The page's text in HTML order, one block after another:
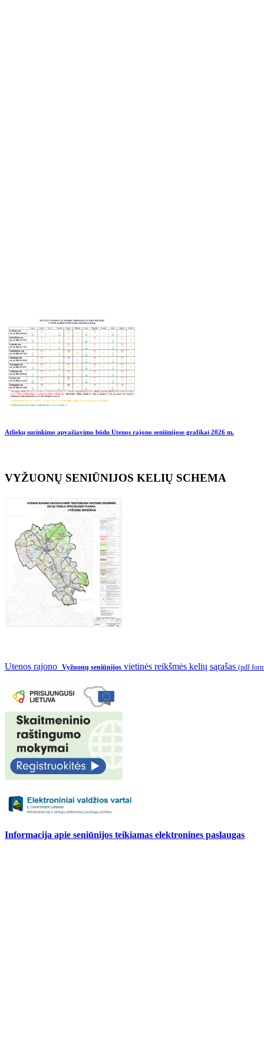
Atliekų surinkimo apvažiavimo būdu Utenos rajono seniūnijose grafikai 2026 m.
VYŽUONŲ SENIŪNIJOS KELIŲ SCHEMA
Utenos rajono Vyžuonų seniūnijos vietinės reikšmės kelių sąrašas (pdf
Informacija apie seniūnijos teikiamas elektronines paslaugas